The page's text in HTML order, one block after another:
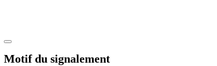
Motif du signalement